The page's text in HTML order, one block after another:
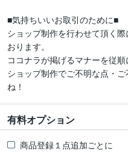
■気持ちいいお取引のために■
ショップ制作を行わせて頂く
おります。
ココナラが掲げるマナーを従
ショップ制作でご不明な点・
ね！
有料オプション
商品登録１点追加ごとに